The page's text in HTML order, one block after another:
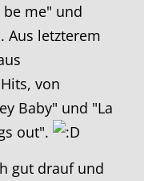
be me" und
Aus letzterem
von
Baby" und "La
out".
gut drauf und